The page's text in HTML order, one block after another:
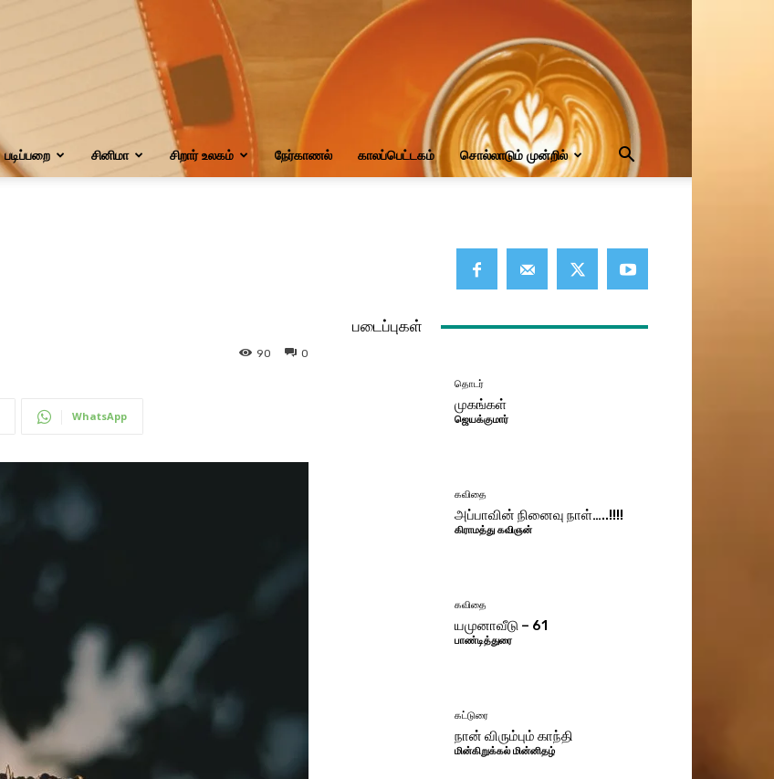
படிப்பறை சினிமா சிறார் உலகம் நேர்காணல் காலப்பெட்டகம் சொல்லாடும் முன்றில்
0
90
WhatsApp
படைப்புகள்
தொடர்
முகங்கள்
ஜெயக்குமார்
கவிதை
அப்பாவின் நினைவு நாள்…..!!!!
கிராமத்து கவிஞன்
கவிதை
யமுனாவீடு – 61
பாண்டித்துரை
கட்டுரை
நான் விரும்பும் காந்தி
மின்கிறுக்கல் மின்னிதழ்